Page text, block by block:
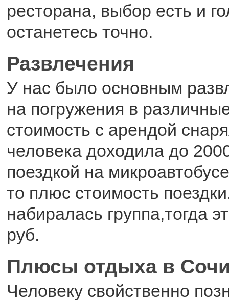
ресторана, выбор есть и
останетесь точно.
Развлечения
У нас было основным
на погружения в
стоимость с арендой
человека доходила до
поездкой на
то плюс стоимость
набиралась группа,тогда
руб.
Плюсы отдыха в
Человеку свойственно